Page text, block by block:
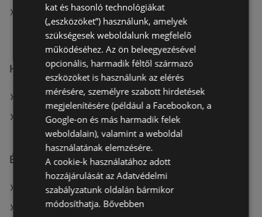
A(z) KiK Textilien und Non-Food B.V. (NL) üzletei itt:
Sopron-Fertődi
Hasonló kiskereskedők
A(z) KiK TEXTIL ÉS NON-FOOD KFT. (HU) ajánlatai
A(z) TEDi Distribution SAS ajánlatai
Érdeklődésre számot tartó elemek itt:
A(z) Coop üzletei itt: Taktaharkány
A(z) Reál üzletei itt: Harkány
kat és hasonló technológiákat
(„eszközöket”) használunk, amelyek
szükségesek weboldalunk megfelelő
működéséhez. Az ön beleegyezésével
opcionális, harmadik féltől származó
eszközöket is használunk az elérés
mérésére, személyre szabott hirdetések
megjelenítésére (például a Facebookon, a
Google-on és más harmadik felek
weboldalain), valamint a weboldal
használatának elemzésére.
A cookie-k használatához adott
hozzájárulását az Adatvédelmi
szabályzatunk oldalán bármikor
módosíthatja. Bővebben